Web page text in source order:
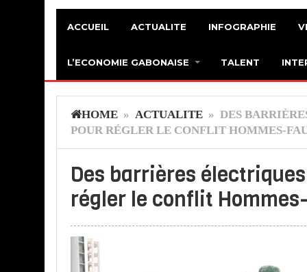
ACCUEIL ACTUALITE INFOGRAPHIE
L’ECONOMIE GABONAISE TALENT
HOME » ACTUALITE » DES
POUR RÉGLER LE CONFLIT HOMMES-
Des barrières
régler le conflit